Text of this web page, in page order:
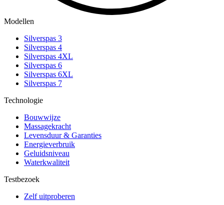
Modellen
Silverspas 3
Silverspas 4
Silverspas 4XL
Silverspas 6
Silverspas 6XL
Silverspas 7
Technologie
Bouwwijze
Massagekracht
Levensduur & Garanties
Energieverbruik
Geluidsniveau
Waterkwaliteit
Testbezoek
Zelf uitproberen